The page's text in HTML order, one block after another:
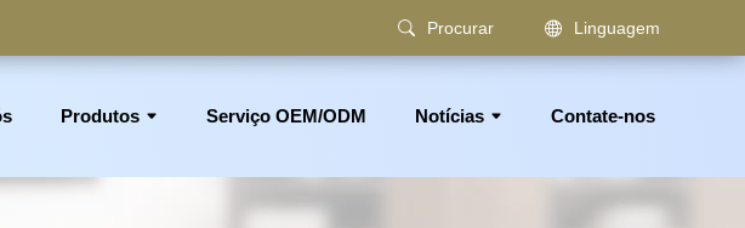
Procurar Linguagem
Produtos Serviço OEM/ODM Notícias Contate-nos
rolo de papel higiênico, suporte para toalha, acessórios para banheiro